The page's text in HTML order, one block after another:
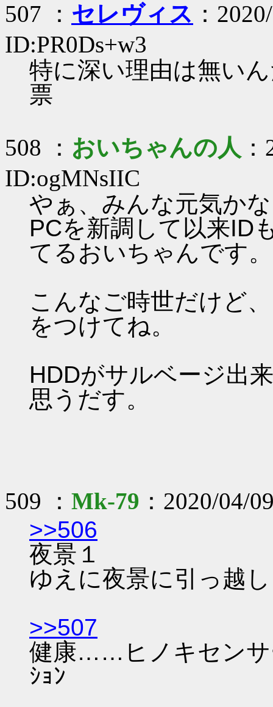
507 ： セレヴィス ：
ID:PR0Ds+w3
特に深い理由は無い
票
508 ： おいちゃんの人
ID:ogMNsIIC
やぁ、みんな元気か
PCを新調して以来ID
てるおいちゃんです。
こんなご時世だけど
をつけてね。
HDDがサルベージ出
思うだす。
509 ： Mk-79 ：2020/04/
>>506
夜景１
ゆえに夜景に引っ越
>>507
健康……ヒノキセンサ
ｼｮﾝ